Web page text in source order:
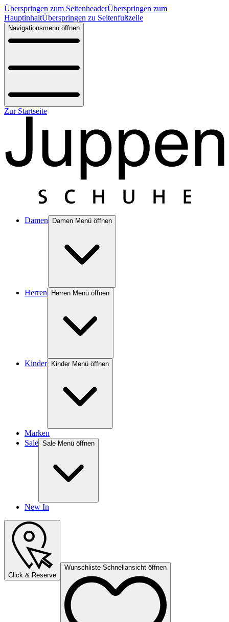
Überspringen zum SeitenheaderÜberspringen zum
HauptinhaltÜberspringen zu Seitenfußzeile
Navigationsmenü öffnen
Zur Startseite
Damen Damen Menü öffnen
Herren Herren Menü öffnen
Kinder Kinder Menü öffnen
Marken
Sale Sale Menü öffnen
New In
Click & Reserve
Wunschliste Schnellansicht öffnen